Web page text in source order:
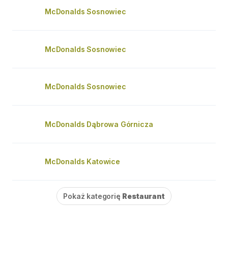
McDonalds Sosnowiec
McDonalds Sosnowiec
McDonalds Sosnowiec
McDonalds Dąbrowa Górnicza
McDonalds Katowice
Pokaż kategorię Restaurant